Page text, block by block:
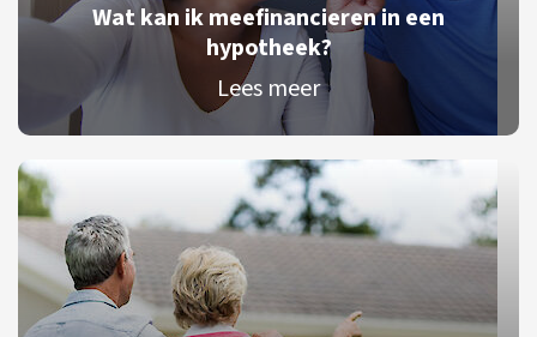
Wat kan ik meefinancieren in een
hypotheek?
Lees meer